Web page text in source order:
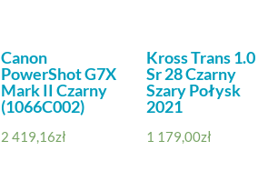
Canon
PowerShot G7X
Mark II Czarny
(1066C002)
2 419,16zł
Kross Trans 1.0
Sr 28 Czarny
Szary Połysk
2021
1 179,00zł